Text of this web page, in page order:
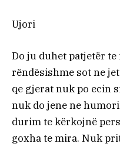
Ujori
Do ju duhet patjetër
rëndësishme sot ne
qe gjerat nuk po ecin
nuk do jene ne
durim te kërkojnë
goxha te mira. Nuk